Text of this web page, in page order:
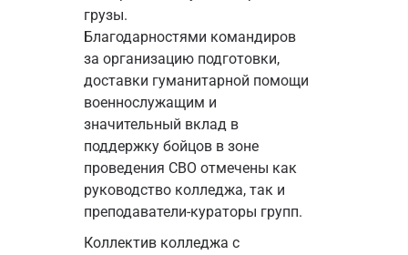
грузы.
Благодарностями командиров
за организацию подготовки,
доставки гуманитарной помощи
военнослужащим и
значительный вклад в
поддержку бойцов в зоне
проведения СВО отмечены как
руководство колледжа, так и
преподаватели-кураторы групп.
Коллектив колледжа с